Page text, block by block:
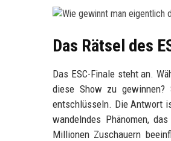
Das Rätsel des
Das ESC-Finale steht an.
diese Show zu gewinnen?
entschlüsseln. Die Antwort
wandelndes Phänomen,
Millionen Zuschauern